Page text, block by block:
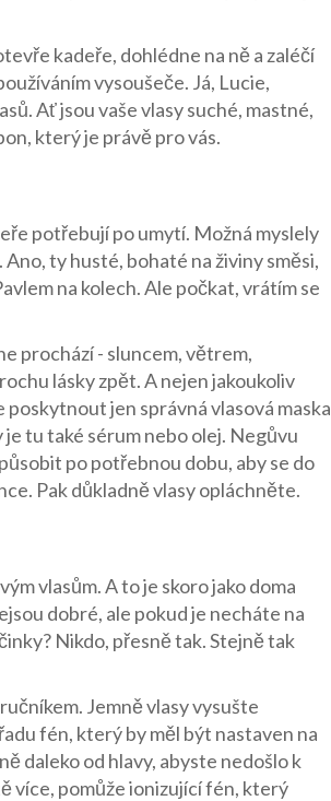
kadeře, dohlédne na ně a zaléčí
vysoušeče. Já, Lucie,
Ať jsou vaše vlasy suché, mastné,
který je právě pro vás.
potřebují po umytí. Možná myslely
ty husté, bohaté na živiny směsi,
na kolech. Ale počkat, vrátím se
prochází - sluncem, větrem,
lásky zpět. A nejen jakoukoliv
jen správná vlasová maska
tu také sérum nebo olej. Negůvu
po potřebnou dobu, aby se do
Pak důkladně vlasy opláchněte.
vlasům. A to je skoro jako doma
dobré, ale pokud je necháte na
Nikdo, přesně tak. Stejně tak
Jemně vlasy vysušte
fén, který by měl být nastaven na
daleko od hlavy, abyste nedošlo k
více, pomůže ionizující fén, který